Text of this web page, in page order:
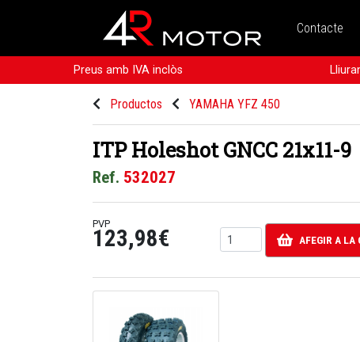
Contacte
Preus amb IVA inclòs
Productos YAMAHA YFZ 450
ITP Holeshot GNCC 21x11-9
Ref. 532027
PVP
123,98€ AFEGIR A LA